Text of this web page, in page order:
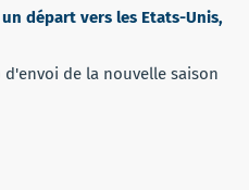
départ vers les Etats-Unis,
de la nouvelle saison